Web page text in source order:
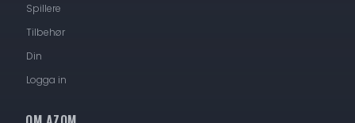
Spillere
Tilbehør
Din
Logga in